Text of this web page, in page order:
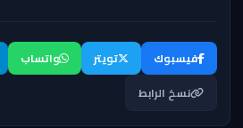
فيسبوك تويتر واتساب
نسخ الرابط